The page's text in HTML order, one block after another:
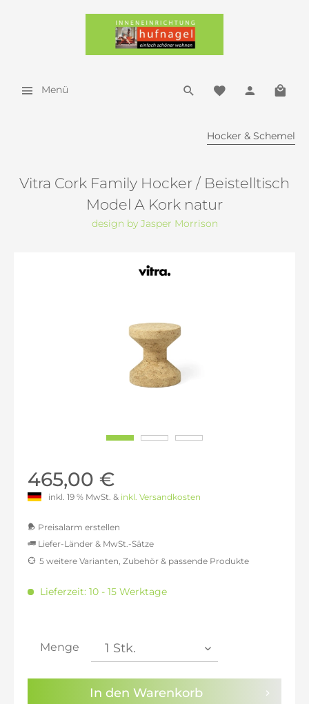
Menü
Hocker & Schemel
Vitra Cork Family Hocker / Beistelltisch
Model A Kork natur
design by Jasper Morrison
465,00 €
inkl. 19 % MwSt. & inkl. Versandkosten
Preisalarm erstellen
Sie haben dieDatenschutzbestimmungenzur
Kenntnis genommen.
Liefer-Länder & MwSt.-Sätze
inkl. 16% MwSt.: 453,28 €
inkl. 21% MwSt.: 472,82 €
inkl. 22% MwSt.: 476,72 €
5 weitere Varianten, Zubehör & passende Produkte
Lieferzeit: 10 - 15 Werktage
Menge
In den Warenkorb